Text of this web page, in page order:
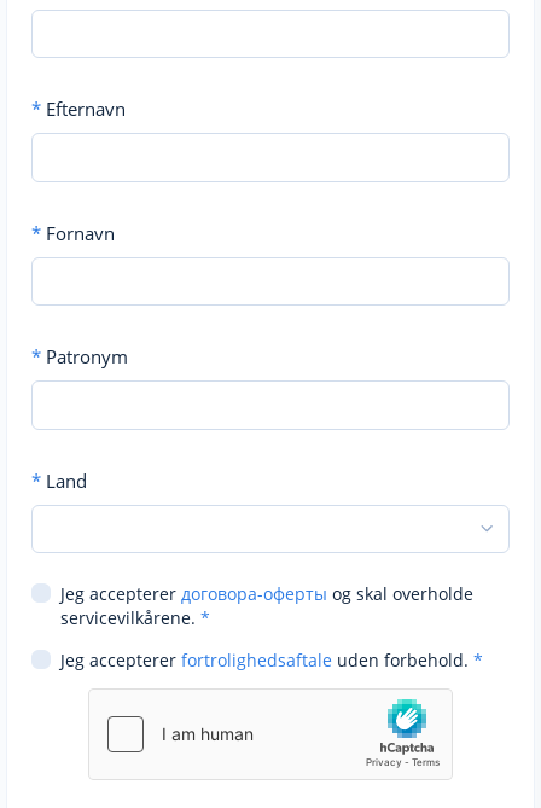
* Efternavn
* Fornavn
* Patronym
* Land
Jeg accepterer договора-оферты og skal overholde
servicevilkårene. *
Jeg accepterer fortrolighedsaftale uden forbehold. *